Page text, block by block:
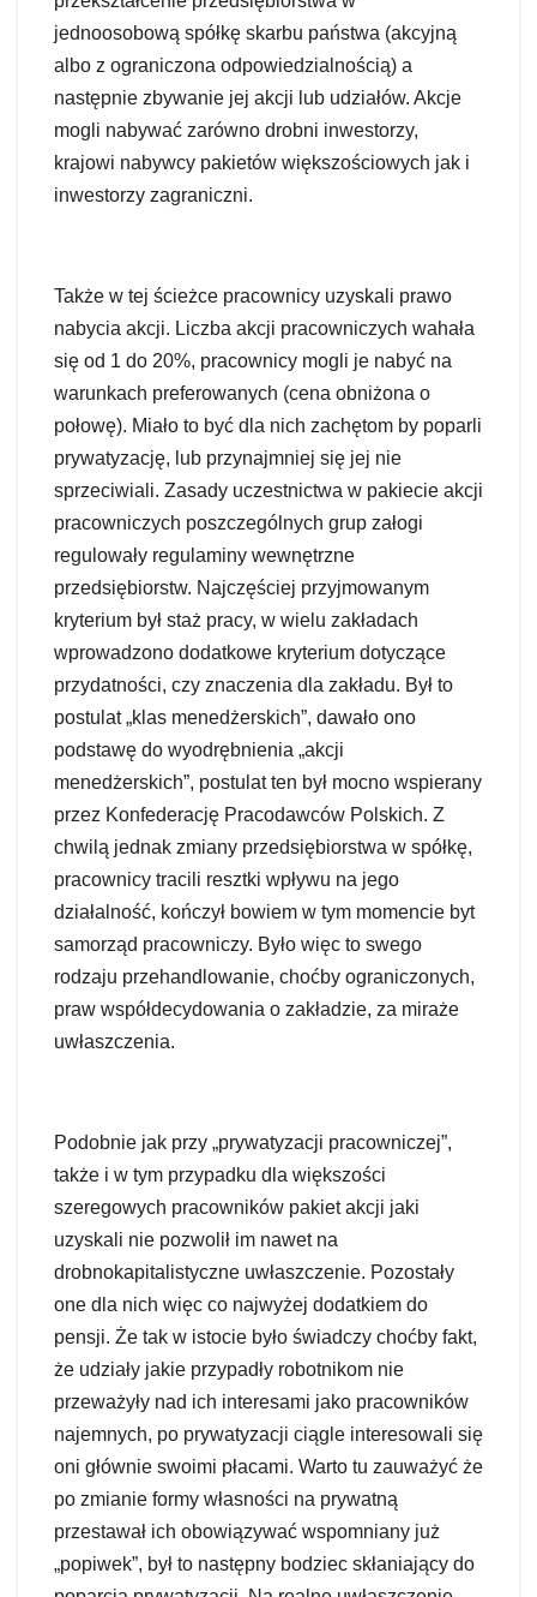
jednoosobową spółkę skarbu państwa (akcyjną
albo z ograniczona odpowiedzialnością) a
następnie zbywanie jej akcji lub udziałów. Akcje
mogli nabywać zarówno drobni inwestorzy,
krajowi nabywcy pakietów większościowych jak i
inwestorzy zagraniczni.
Także w tej ścieżce pracownicy uzyskali prawo
nabycia akcji. Liczba akcji pracowniczych wahała
się od 1 do 20%, pracownicy mogli je nabyć na
warunkach preferowanych (cena obniżona o
połowę). Miało to być dla nich zachętom by poparli
prywatyzację, lub przynajmniej się jej nie
sprzeciwiali. Zasady uczestnictwa w pakiecie akcji
pracowniczych poszczególnych grup załogi
regulowały regulaminy wewnętrzne
przedsiębiorstw. Najczęściej przyjmowanym
kryterium był staż pracy, w wielu zakładach
wprowadzono dodatkowe kryterium dotyczące
przydatności, czy znaczenia dla zakładu. Był to
postulat „klas menedżerskich”, dawało ono
podstawę do wyodrębnienia „akcji
menedżerskich”, postulat ten był mocno wspierany
przez Konfederację Pracodawców Polskich. Z
chwilą jednak zmiany przedsiębiorstwa w spółkę,
pracownicy tracili resztki wpływu na jego
działalność, kończył bowiem w tym momencie byt
samorząd pracowniczy. Było więc to swego
rodzaju przehandlowanie, choćby ograniczonych,
praw współdecydowania o zakładzie, za miraże
uwłaszczenia.
Podobnie jak przy „prywatyzacji pracowniczej”,
także i w tym przypadku dla większości
szeregowych pracowników pakiet akcji jaki
uzyskali nie pozwolił im nawet na
drobnokapitalistyczne uwłaszczenie. Pozostały
one dla nich więc co najwyżej dodatkiem do
pensji. Że tak w istocie było świadczy choćby fakt,
że udziały jakie przypadły robotnikom nie
przeważyły nad ich interesami jako pracowników
najemnych, po prywatyzacji ciągle interesowali się
oni głównie swoimi płacami. Warto tu zauważyć że
po zmianie formy własności na prywatną
przestawał ich obowiązywać wspomniany już
„popiwek”, był to następny bodziec skłaniający do